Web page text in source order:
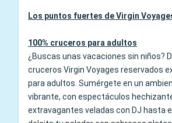
Los puntos fuertes de Virgin
100% cruceros para adultos
¿Buscas unas vacaciones sin niños?
cruceros Virgin Voyages reservados
para adultos. Sumérgete en un
vibrante, con espectáculos
extravagantes veladas con DJ hasta